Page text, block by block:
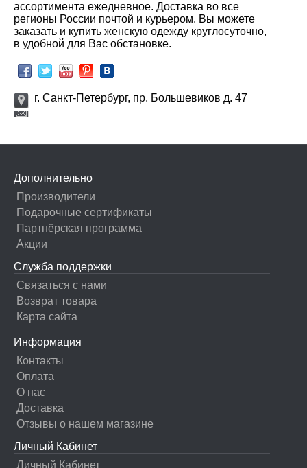
ассортимента ежедневное. Доставка во все
регионы России почтой и курьером. Вы можете
заказать и купить женскую одежду круглосуточно,
в удобной для Вас обстановке.
г. Санкт-Петербург, пр. Большевиков д. 47
Дополнительно
Производители
Подарочные сертификаты
Партнёрская программа
Акции
Служба поддержки
Связаться с нами
Возврат товара
Карта сайта
Информация
Контакты
Оплата
О нас
Доставка
Отзывы о нашем магазине
Личный Кабинет
Личный Кабинет